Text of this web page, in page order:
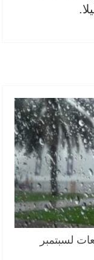
لسبتمبر